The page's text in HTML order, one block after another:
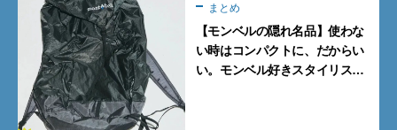
まとめ
【モンベルの隠れ名品】使わな
い時はコンパクトに、だからい
い。モンベル好きスタイリスト